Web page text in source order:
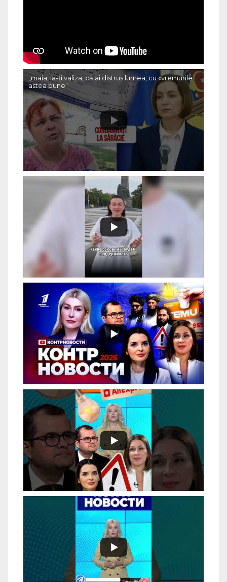
„maia, ia-ți valiza, că ai distrus lumea, cu «vremurile
astea bune”